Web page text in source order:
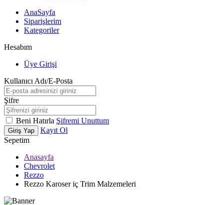
AnaSayfa
Siparişlerim
Kategoriler
Hesabım
Üye Girişi
Kullanıcı Adı/E-Posta
Şifre
Beni Hatırla Şifremi Unuttum
Giriş Yap
Kayıt Ol
Sepetim
Anasayfa
Chevrolet
Rezzo
Rezzo Karoser iç Trim Malzemeleri